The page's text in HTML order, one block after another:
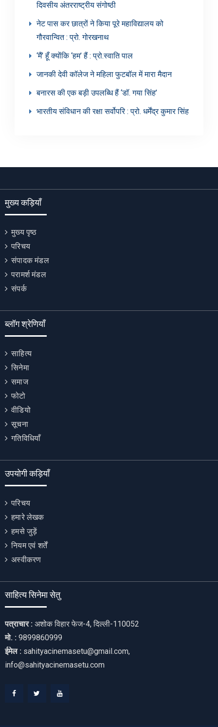
दिवसीय अंतरराष्ट्रीय संगोष्ठी
नेट पास कर छात्रों ने किया पूरे महाविद्यालय को
गौरवान्वित : प्रो. गोरखनाथ
‘मैं’ हूँ क्योंकि ‘हम’ हैं : प्रो.स्वाति पाल
जानकी देवी कॉलेज ने महिला फुटबॉल में मारा मैदान
बनारस की एक बड़ी उपलब्धि हैं ‘डॉ. गया सिंह’
भारतीय संविधान की रक्षा सर्वोपरि : प्रो. धर्मेंद्र कुमार सिंह
मुख्य कड़ियाँ
मुख्य पृष्ठ
परिचय
संपादक मंडल
परामर्श मंडल
संपर्क
ब्लॉग श्रेणियाँ
साहित्य
सिनेमा
समाज
फोटो
वीडियो
सूचना
गतिविधियाँ
उपयोगी कड़ियाँ
परिचय
हमारे लेखक
हमसे जुड़ें
नियम एवं शर्तें
अस्वीकरण
साहित्य सिनेमा सेतु
पत्राचार : अशोक विहार फेज-4, दिल्ली-110052
मो. : 9899860999
ईमेल : sahityacinemasetu@gmail.com,
info@sahityacinemasetu.com